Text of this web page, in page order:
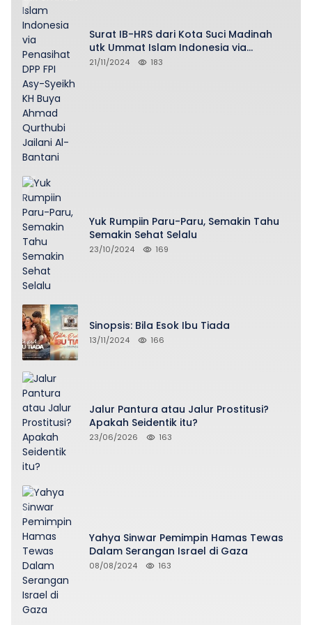
Surat IB-HRS dari Kota Suci Madinah
utk Ummat Islam Indonesia via
Penasihat DPP FPI Asy-Syeikh KH Buya
21/11/2024 183
Yuk Rumpiin Paru-Paru, Semakin Tahu
Semakin Sehat Selalu
23/10/2024 169
Sinopsis: Bila Esok Ibu Tiada
13/11/2024 166
Jalur Pantura atau Jalur Prostitusi?
Apakah Seidentik itu?
23/06/2026 163
Yahya Sinwar Pemimpin Hamas Tewas
Dalam Serangan Israel di Gaza
08/08/2024 163